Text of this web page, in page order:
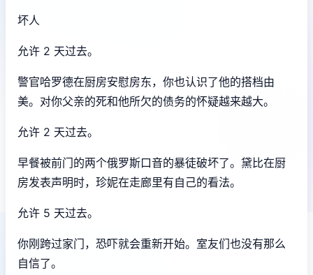
坏人
允许 2 天过去。
警官哈罗德在厨房安慰房东，你也认识了他的搭档由
美。对你父亲的死和他所欠的债务的怀疑越来越大。
允许 2 天过去。
早餐被前门的两个俄罗斯口音的暴徒破坏了。黛比在厨
房发表声明时，珍妮在走廊里有自己的看法。
允许 5 天过去。
你刚跨过家门，恐吓就会重新开始。室友们也没有那么
自信了。